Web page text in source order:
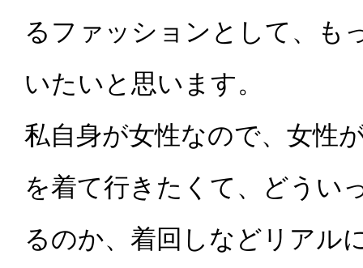
るファッションとして、も
いたいと思います。
私自身が女性なので、女性
を着て行きたくて、どうい
るのか、着回しなどリアル